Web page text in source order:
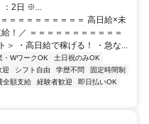
：2日 ※...
＝＝＝＝＝＝＝＝＝ 高日給×未
！／ ＝＝＝＝＝＝＝＝＝＝＝
＞ ・高日給で稼げる！ ・急な...
・WワークOK
土日祝のみOK
迎 シフト自由 学歴不問
固定時間制
全額支給 経験者歓迎
即日払いOK